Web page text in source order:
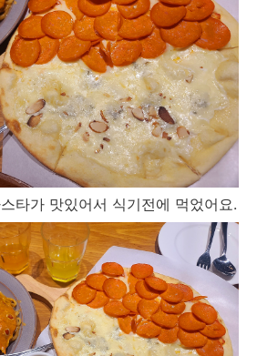
타가 맛있어서 식기전에 먹었어요.